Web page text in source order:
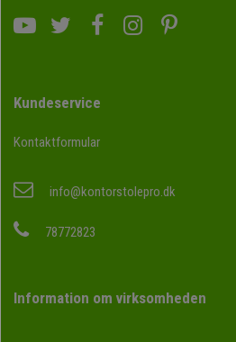
Kundeservice
Kontaktformular
info@kontorstolepro.dk
78772823
Information om virksomheden